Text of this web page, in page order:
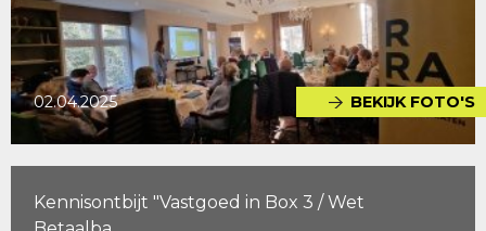
02.04.2025 BEKIJK FOTO'S
Kennisontbijt "Vastgoed in Box 3 / Wet